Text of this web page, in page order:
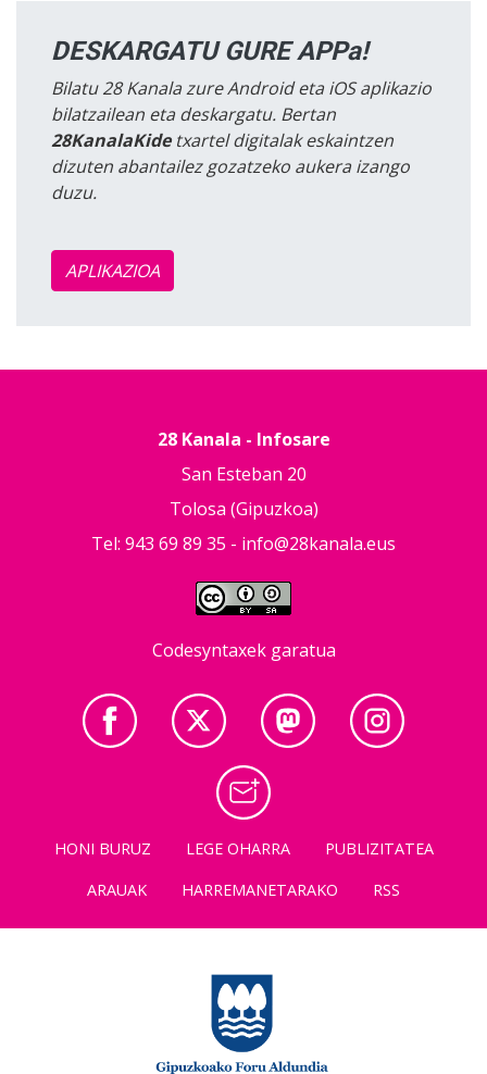
DESKARGATU GURE APPa!
Bilatu 28 Kanala zure Android eta iOS aplikazio
bilatzailean eta deskargatu. Bertan
28KanalaKidetxartel digitalak eskaintzen
dizuten abantailez gozatzeko aukera izango
duzu.
APLIKAZIOA
28 Kanala - Infosare
San Esteban 20
Tolosa (Gipuzkoa)
Tel: 943 69 89 35 - info@28kanala.eus
Codesyntaxek garatua
HONI BURUZ LEGE OHARRA
PUBLIZITATEA
ARAUAK
HARREMANETARAKO RSS